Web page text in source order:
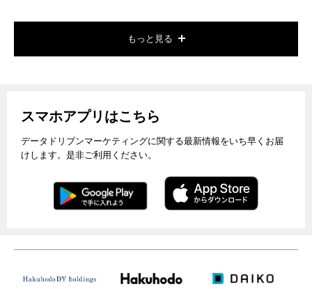
もっと見る
スマホアプリはこちら
データドリブンマーケティングに関する最新情報をいち早くお届
けします。是非ご利用ください。